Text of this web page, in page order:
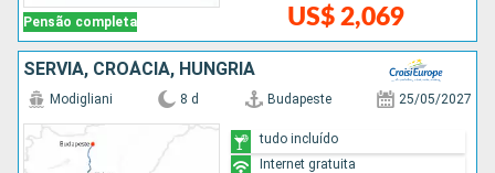
Pensão completa US$ 2,069
SÉRVIA, CROÁCIA, HUNGRIA
Modigliani 8 d Budapeste 25/05/2027
tudo incluído
Internet gratuita